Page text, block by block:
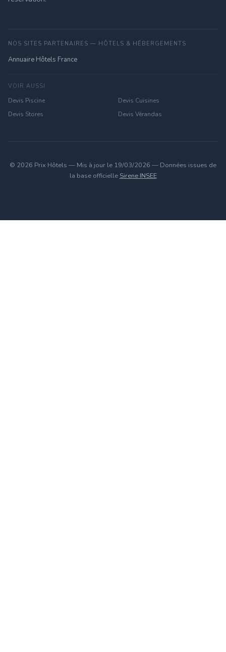
NOS SITES PARTENAIRES — HÔTELS & HÉBERGEMENTS
Annuaire Hôtels France
VOIR AUSSI
Devis Piscine
Devis Cuisines
Devis Stores
Devis Vérandas
© 2026 Prix Hôtels — Mis à jour le 19/03/2026 — Données issues de
la base officielle Sirene INSEE